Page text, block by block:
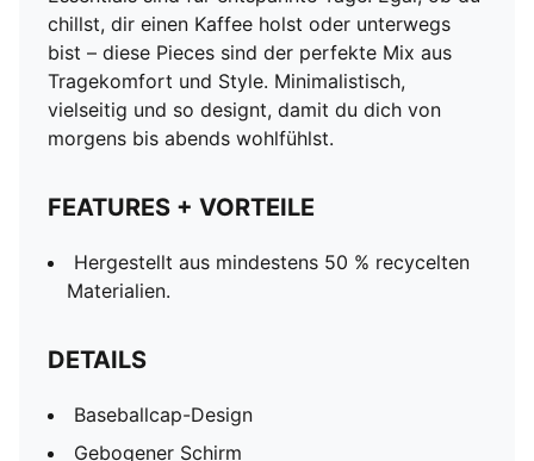
chillst, dir einen Kaffee holst oder unterwegs
bist – diese Pieces sind der perfekte Mix aus
Tragekomfort und Style. Minimalistisch,
vielseitig und so designt, damit du dich von
morgens bis abends wohlfühlst.
FEATURES + VORTEILE
Hergestellt aus mindestens 50 % recycelten
Materialien.
DETAILS
Baseballcap-Design
Gebogener Schirm